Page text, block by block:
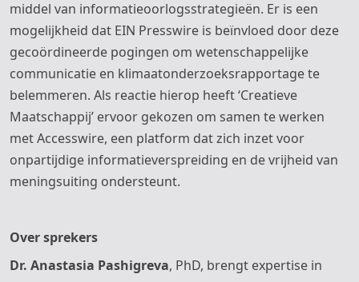
middel van informatieoorlogsstrategieën. Er is een
mogelijkheid dat EIN Presswire is beïnvloed door deze
gecoördineerde pogingen om wetenschappelijke
communicatie en klimaatonderzoeksrapportage te
belemmeren. Als reactie hierop heeft ‘Creatieve
Maatschappij’ ervoor gekozen om samen te werken
met Accesswire, een platform dat zich inzet voor
onpartijdige informatieverspreiding en de vrijheid van
meningsuiting ondersteunt.
Over sprekers
Dr. Anastasia Pashigreva, PhD, brengt expertise in